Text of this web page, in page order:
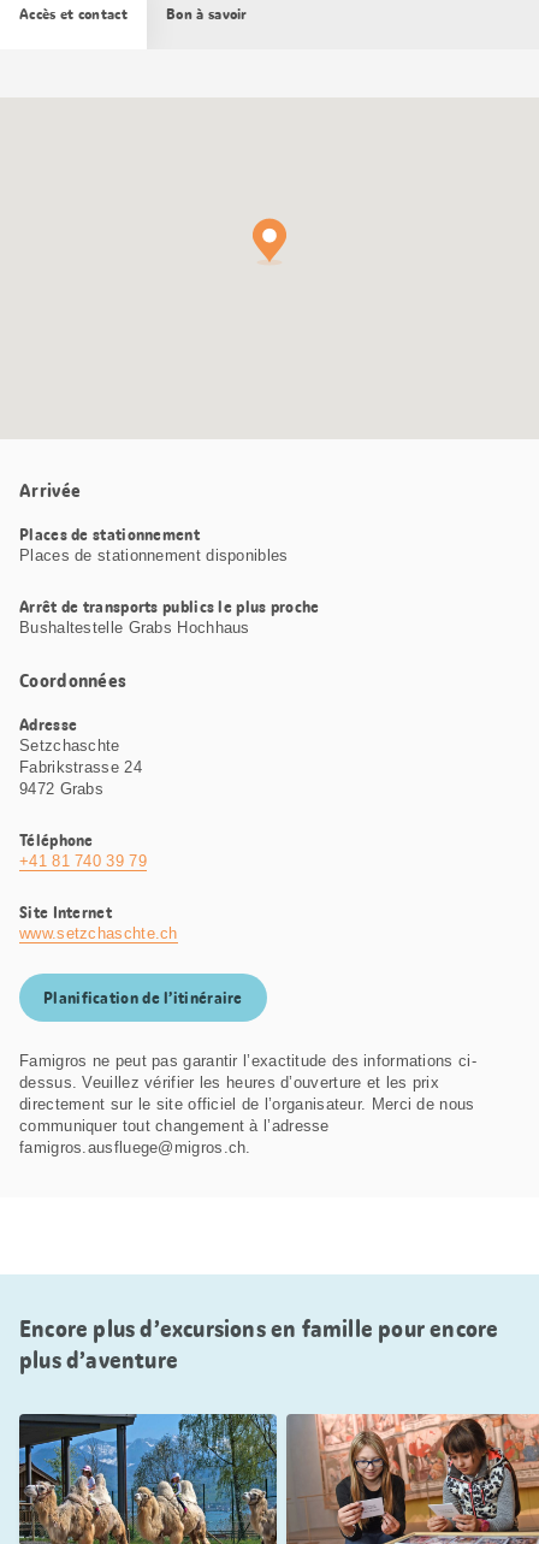
Accès et contact Bon à savoir
Arrivée
Places de stationnement
Places de stationnement disponibles
Arrêt de transports publics le plus proche
Bushaltestelle Grabs Hochhaus
Coordonnées
Adresse
Setzchaschte
Fabrikstrasse 24
9472 Grabs
Téléphone
+41 81 740 39 79
Site Internet
www.setzchaschte.ch
Planification de l’itinéraire
Famigros ne peut pas garantir l’exactitude des informations ci-
dessus. Veuillez vérifier les heures d’ouverture et les prix
directement sur le site officiel de l’organisateur. Merci de nous
communiquer tout changement à l’adresse
famigros.ausfluege@migros.ch.
Encore plus d’excursions en famille pour encore
plus d’aventure